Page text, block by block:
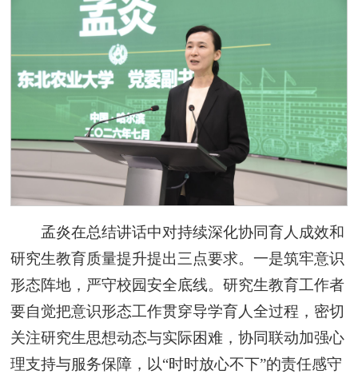
孟炎在总结讲话中对持续深化协同育人成效和
研究生教育质量提升提出三点要求。一是筑牢意识
形态阵地，严守校园安全底线。研究生教育工作者
要自觉把意识形态工作贯穿导学育人全过程，密切
关注研究生思想动态与实际困难，协同联动加强心
理支持与服务保障，以“时时放心不下”的责任感守